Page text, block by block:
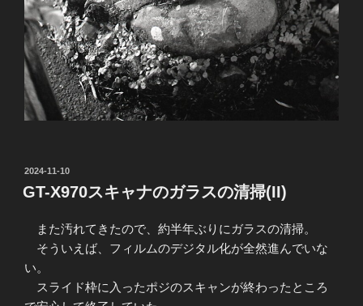
投
稿
日:
2024-11-10
GT-X970スキャナのガラスの清掃(II)
また汚れてきたので、約半年ぶりにガラスの清掃。
そういえば、フィルムのデジタル化が全然進んでいな
い。
スライド枠に入ったポジのスキャンが終わったところ